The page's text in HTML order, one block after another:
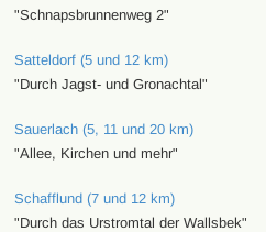
"Schnapsbrunnenweg 2"
Satteldorf (5 und 12 km)
"Durch Jagst- und Gronachtal"
Sauerlach (5, 11 und 20 km)
"Allee, Kirchen und mehr"
Schafflund (7 und 12 km)
"Durch das Urstromtal der Wallsbek"